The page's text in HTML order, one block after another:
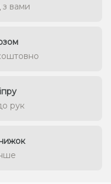
з вами
рук